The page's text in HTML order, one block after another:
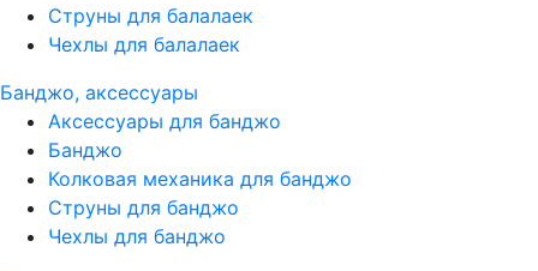
Струны для балалаек
Чехлы для балалаек
Банджо, аксессуары
Аксессуары для банджо
Банджо
Колковая механика для банджо
Струны для банджо
Чехлы для банджо